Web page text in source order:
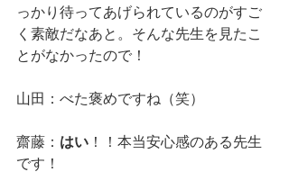
っかり待ってあげられているのがすご
く素敵だなあと。そんな先生を見たこ
とがなかったので！
山田：べた褒めですね（笑）
齋藤： はい ！！本当安心感のある先生
です！